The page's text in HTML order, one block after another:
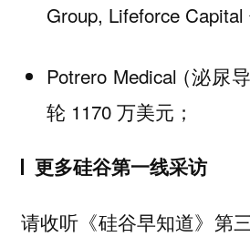
Group, Lifeforce Capital
Potrero Medical (泌尿
轮 1170 万美元；
更多硅谷第一线采访
请收听《硅谷早知道》第